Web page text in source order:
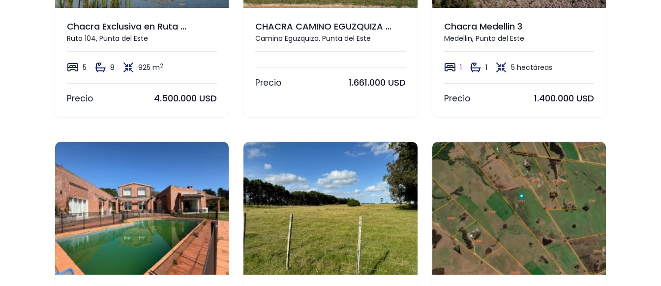
Chacra Exclusiva en Ruta ...
Ruta 104, Punta del Este
5 8 925 m2
Precio 4.500.000 USD
CHACRA CAMINO EGUZQUIZA ...
Camino Eguzquiza, Punta del Este
Precio 1.661.000 USD
Chacra Medellin 3
Medellin, Punta del Este
1 1 5 hectáreas
Precio 1.400.000 USD